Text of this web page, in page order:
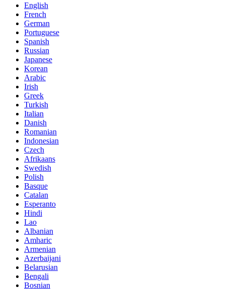
English
French
German
Portuguese
Spanish
Russian
Japanese
Korean
Arabic
Irish
Greek
Turkish
Italian
Danish
Romanian
Indonesian
Czech
Afrikaans
Swedish
Polish
Basque
Catalan
Esperanto
Hindi
Lao
Albanian
Amharic
Armenian
Azerbaijani
Belarusian
Bengali
Bosnian